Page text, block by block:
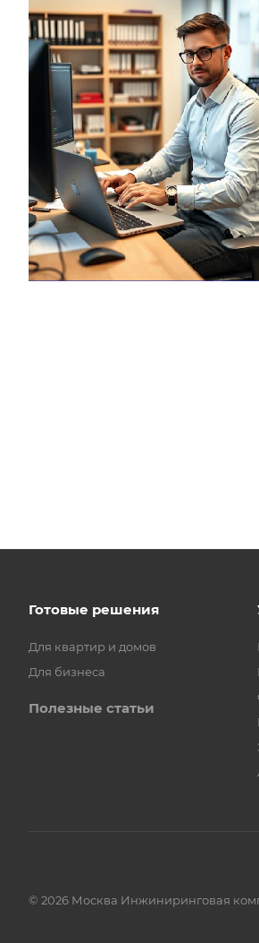
Готовые решения
Для квартир и домов
Для бизнеса
Полезные статьи
© 2026 Москва Инжиниринговая